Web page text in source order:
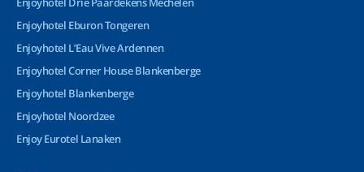
Enjoyhotel Eburon Tongeren
Enjoyhotel L’Eau Vive Ardennen
Enjoyhotel Corner House Blankenberge
Enjoyhotel Blankenberge
Enjoyhotel Noordzee
Enjoy Eurotel Lanaken